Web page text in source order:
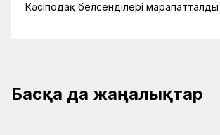
Кәсіподақ белсенділері марапатталды
Басқа да жаңалықтар